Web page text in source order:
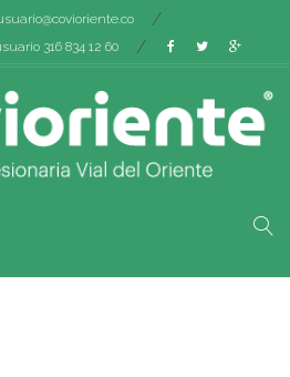
316 834 12 60